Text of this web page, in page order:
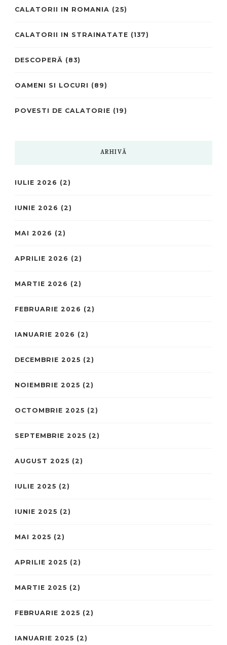
CALATORII IN ROMANIA (25)
CALATORII IN STRAINATATE (137)
DESCOPERĂ (83)
OAMENI SI LOCURI (89)
POVESTI DE CALATORIE (19)
ARHIVĂ
IULIE 2026 (2)
IUNIE 2026 (2)
MAI 2026 (2)
APRILIE 2026 (2)
MARTIE 2026 (2)
FEBRUARIE 2026 (2)
IANUARIE 2026 (2)
DECEMBRIE 2025 (2)
NOIEMBRIE 2025 (2)
OCTOMBRIE 2025 (2)
SEPTEMBRIE 2025 (2)
AUGUST 2025 (2)
IULIE 2025 (2)
IUNIE 2025 (2)
MAI 2025 (2)
APRILIE 2025 (2)
MARTIE 2025 (2)
FEBRUARIE 2025 (2)
IANUARIE 2025 (2)